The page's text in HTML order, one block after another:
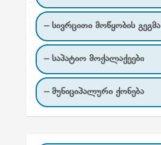
– სივრცითი მოწყობის გეგმა
– საპატიო მოქალაქეები
– მუნიციპალური ქონება